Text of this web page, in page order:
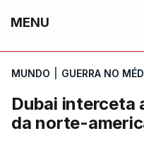
MENU
MUNDO GUERRA NO
Dubai interceta
da norte-